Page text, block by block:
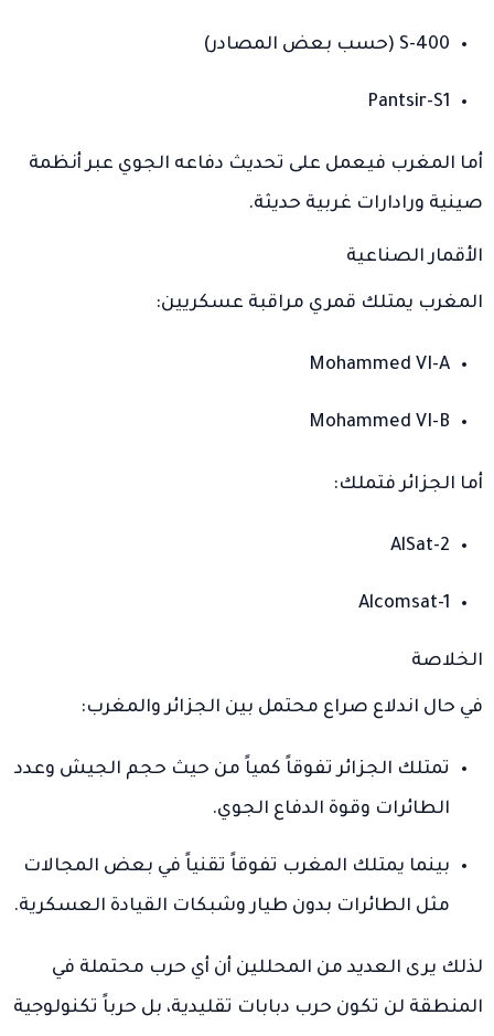
S-400 (حسب بعض المصادر)
Pantsir-S1
أما المغرب فيعمل على تحديث دفاعه الجوي عبر أنظمة
صينية ورادارات غربية حديثة.
الأقمار الصناعية
المغرب يمتلك قمري مراقبة عسكريين:
Mohammed VI-A
Mohammed VI-B
أما الجزائر فتملك:
AlSat-2
Alcomsat-1
الخلاصة
في حال اندلاع صراع محتمل بين الجزائر والمغرب:
تمتلك الجزائر تفوقاً كمياً من حيث حجم الجيش وعدد
الطائرات وقوة الدفاع الجوي.
بينما يمتلك المغرب تفوقاً تقنياً في بعض المجالات
مثل الطائرات بدون طيار وشبكات القيادة العسكرية.
لذلك يرى العديد من المحللين أن أي حرب محتملة في
المنطقة لن تكون حرب دبابات تقليدية، بل حرباً تكنولوجية